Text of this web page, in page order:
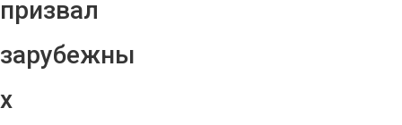
призвал
зарубежны
х